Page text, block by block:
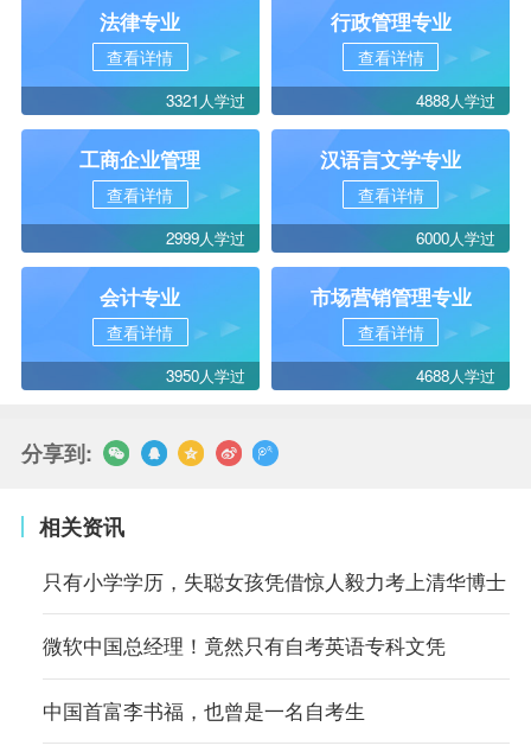
法律专业
查看详情
3321人学过
行政管理专业
查看详情
4888人学过
工商企业管理
查看详情
2999人学过
汉语言文学专业
查看详情
6000人学过
会计专业
查看详情
3950人学过
市场营销管理专业
查看详情
4688人学过
分享到:
相关资讯
只有小学学历，失聪女孩凭借惊人毅力考上清华博士
微软中国总经理！竟然只有自考英语专科文凭
中国首富李书福，也曾是一名自考生